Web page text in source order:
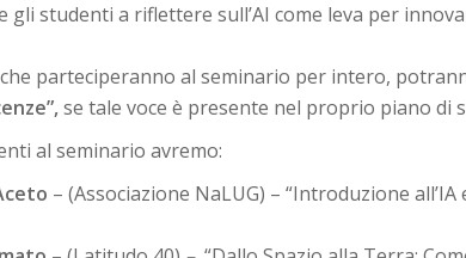
gli studenti a riflettere sull’AI come leva per
parteciperanno al seminario per intero,
se tale voce è presente nel proprio piano di
al seminario avremo:
– (Associazione NaLUG) – “Introduzione